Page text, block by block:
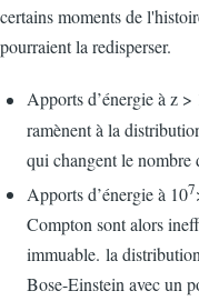
certains moments de
pourraient la redisperser.
Apports d’énergie à z >
ramènent à la
qui changent le nombre
Apports d’énergie à 107
Compton sont alors
immuable. la
Bose-Einstein avec un